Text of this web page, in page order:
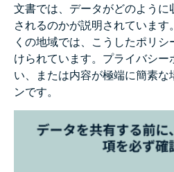
文書では、データがどのよう
されるのかが説明されています。
くの地域では、こうしたポリ
けられています。プライバシー
い、または内容が極端に簡素な
ンです。